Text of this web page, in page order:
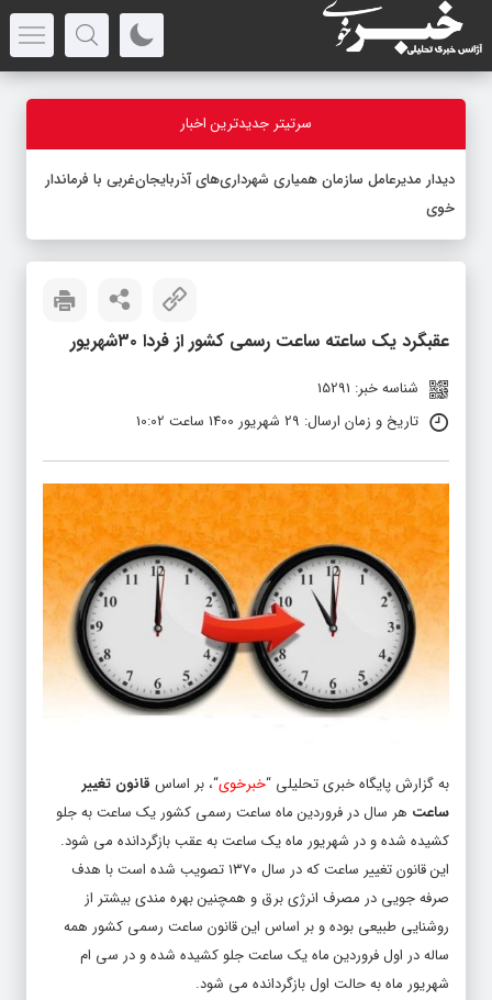
سرتیتر جدیدترین اخبار
دیدار مدیرعامل سازمان همیاری شهرداری‌های آذربایجان‌غربی با فرماندار
خوی
عقبگرد یک ساعته ساعت رسمی کشور از فردا ۳۰شهریور
شناسه خبر: 15291
تاریخ و زمان ارسال: 29 شهریور 1400 ساعت 10:02
به گزارش پایگاه خبری تحلیلی “خبرخوی“، بر اساس قانون تغییر
ساعت هر سال در فروردین ماه ساعت رسمی کشور یک ساعت به جلو
کشیده شده و در شهریور ماه یک ساعت به عقب بازگردانده می شود.
این قانون تغییر ساعت که در سال ۱۳۷۰ تصویب شده است با هدف
صرفه جویی در مصرف انرژی برق و همچنین بهره مندی بیشتر از
روشنایی طبیعی بوده و بر اساس این قانون ساعت رسمی کشور همه
ساله در اول فروردین ماه یک ساعت جلو کشیده شده و در سی ام
شهریور ماه به حالت اول بازگردانده می شود.